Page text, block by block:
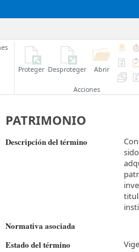
Proteger Desproteger Abrir
Acciones
PATRIMONIO
Descripción del término
Normativa asociada
Estado del término